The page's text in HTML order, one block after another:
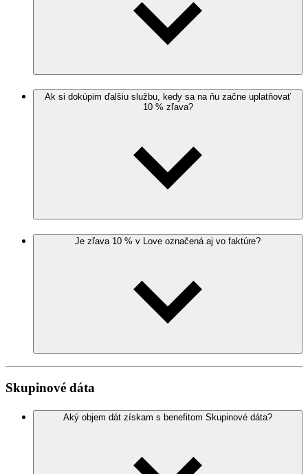
Ak si dokúpim ďalšiu službu, kedy sa na ňu začne uplatňovať
10 % zľava?
Je zľava 10 % v Love označená aj vo faktúre?
Skupinové dáta
Aký objem dát získam s benefitom Skupinové dáta?